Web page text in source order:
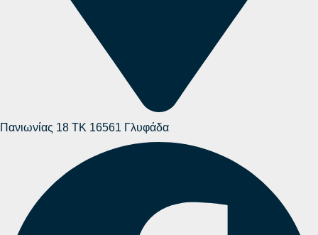
Πανιωνίας 18 ΤΚ 16561 Γλυφάδα